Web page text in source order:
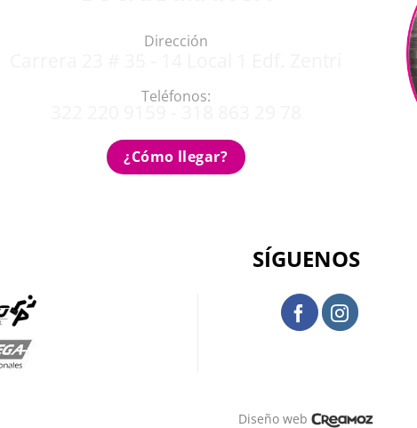
Dirección
Teléfonos:
¿Cómo llegar?
SÍGUENOS
Diseño web